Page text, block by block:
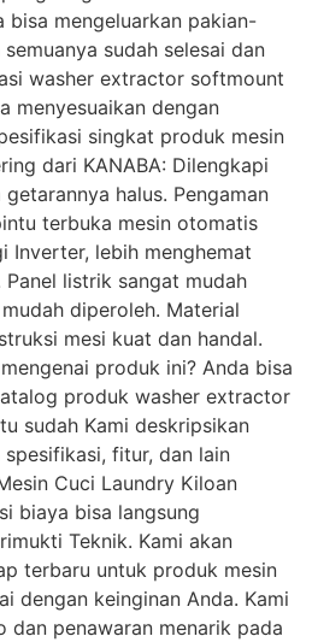
bisa mengeluarkan pakian-
sudah selesai dan
washer extractor softmount
menyesuaikan dengan
singkat produk mesin
dari KANABA: Dilengkapi
halus. Pengaman
terbuka mesin otomatis
Inverter, lebih menghemat
listrik sangat mudah
diperoleh. Material
mesi kuat dan handal.
produk ini? Anda bisa
produk washer extractor
sudah Kami deskripsikan
fitur, dan lain
Cuci Laundry Kiloan
biaya bisa langsung
Teknik. Kami akan
terbaru untuk produk mesin
dengan keinginan Anda. Kami
dan penawaran menarik pada